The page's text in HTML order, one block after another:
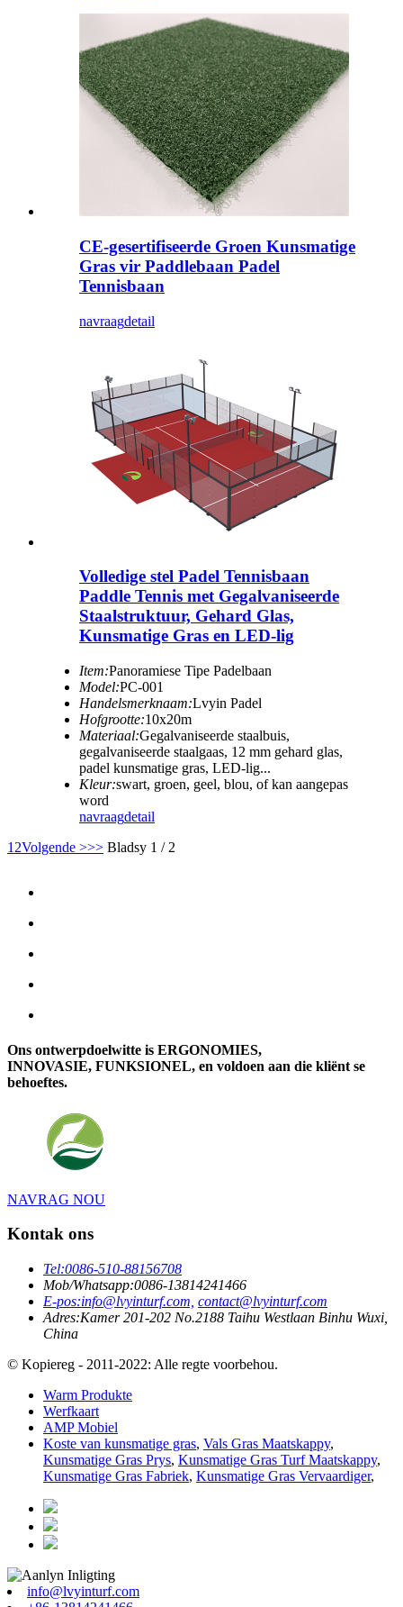
CE-gesertifiseerde Groen Kunsmatige
Gras vir Paddlebaan Padel
Tennisbaan
navraagdetail
Volledige stel Padel Tennisbaan
Paddle Tennis met Gegalvaniseerde
Staalstruktuur, Gehard Glas,
Kunsmatige Gras en LED-lig
Item:Panoramiese Tipe Padelbaan
Model:PC-001
Handelsmerknaam:Lvyin Padel
Hofgrootte:10x20m
Materiaal:Gegalvaniseerde staalbuis,
gegalvaniseerde staalgaas, 12 mm gehard glas,
padel kunsmatige gras, LED-lig...
Kleur:swart, groen, geel, blou, of kan aangepas
word
navraagdetail
1 2Volgende >>> Bladsy 1 / 2
Ons ontwerpdoelwitte is ERGONOMIES,
INNOVASIE, FUNKSIONEL, en voldoen aan die kliënt se
behoeftes.
NAVRAG NOU
Kontak ons
Tel:0086-510-88156708
Mob/Whatsapp:0086-13814241466
E-pos:info@lvyinturf.com, contact@lvyinturf.com
Adres:Kamer 201-202 No.2188 Taihu Westlaan Binhu Wuxi,
China
© Kopiereg - 2011-2022: Alle regte voorbehou.
Warm Produkte
Werfkaart
AMP Mobiel
Koste van kunsmatige gras, Vals Gras Maatskappy,
Kunsmatige Gras Prys, Kunsmatige Gras Turf Maatskappy,
Kunsmatige Gras Fabriek, Kunsmatige Gras Vervaardiger,
info@lvyinturf.com